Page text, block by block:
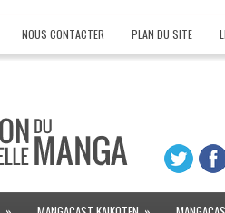
NOUS CONTACTER PLAN DU SITE